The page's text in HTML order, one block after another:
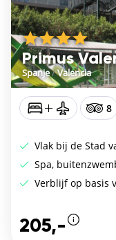
Primus
Spanje/Valencia
8
Vlak bij de Stad
Spa,
Verblijf op basis
205,-